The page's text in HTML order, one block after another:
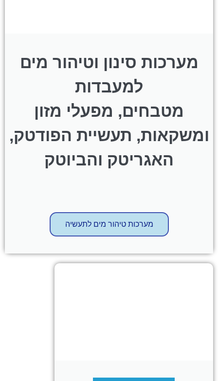
מערכות סינון וטיהור מים
למעבדות
מטבחים, מפעלי מזון
ומשקאות, תעשיית הפודטק,
האגריטק והביוטק
מערכות טיהור מים לתעשיה